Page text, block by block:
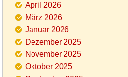
April 2026
März 2026
Januar 2026
Dezember 2025
November 2025
Oktober 2025